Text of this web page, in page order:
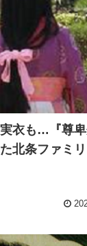
衣も…『尊
北条ファミ